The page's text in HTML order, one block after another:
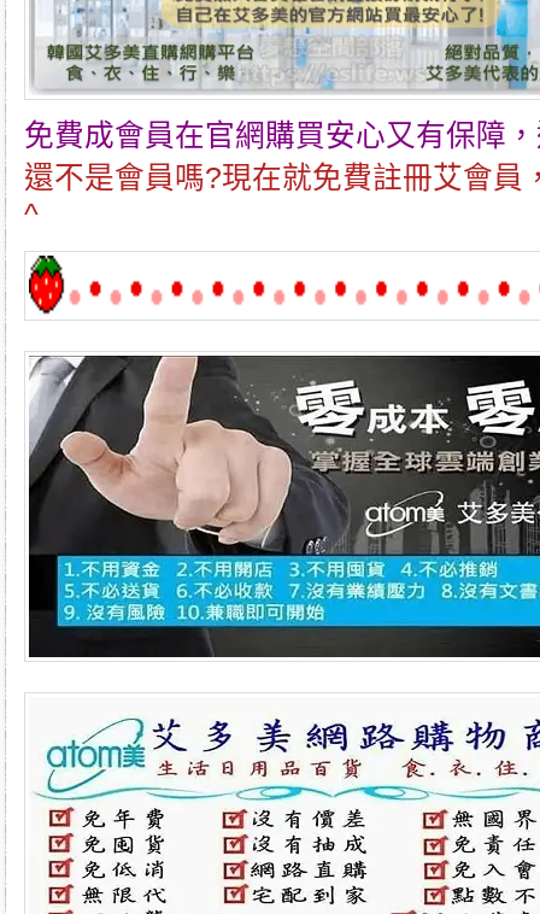
免費成會員在官網購買安心又有保障
還不是會員嗎?現在就免費註冊艾會員
^